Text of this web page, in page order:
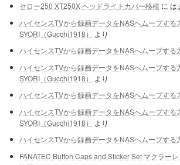
セロー250 XT250X ヘッドライトカバー移植 に は
ハイセンスTVから録画データをNASへムーブする
SYORI（Gucchi1918）
より
ハイセンスTVから録画データをNASへムーブする
ハイセンスTVから録画データをNASへムーブする
SYORI（Gucchi1918）
より
ハイセンスTVから録画データをNASへムーブする
ハイセンスTVから録画データをNASへムーブする
SYORI（Gucchi1918）
より
ハイセンスTVから録画データをNASへムーブする
FANATEC Button Caps and Sticker Set マクラー